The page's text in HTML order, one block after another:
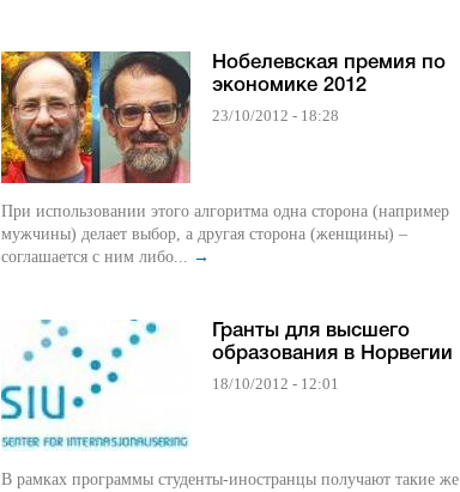
Нобелевская премия по
экономике 2012
23/10/2012 - 18:28
При использовании этого алгоритма одна сторона (например
мужчины) делает выбор, а другая сторона (женщины) –
соглашается с ним либо... →
Гранты для высшего
образования в Норвегии
18/10/2012 - 12:01
В рамках программы студенты-иностранцы получают такие же